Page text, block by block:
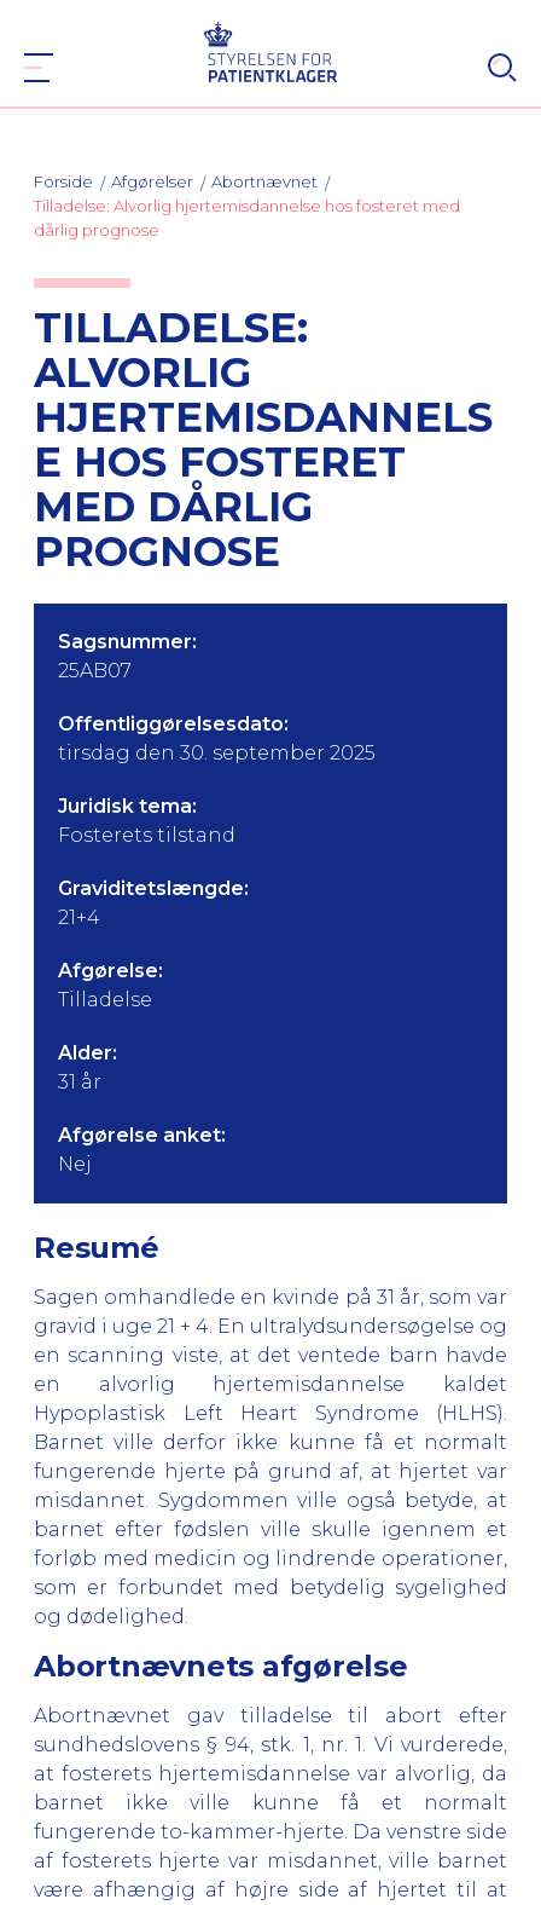
Forside Afgørelser
Abortnævnet
Tilladelse: Alvorlig hjertemisdannelse hos fosteret med
dårlig prognose
TILLADELSE:
ALVORLIG
HJERTEMISDANNELS
E HOS FOSTERET
MED DÅRLIG
PROGNOSE
Sagsnummer:
25AB07
Offentliggørelsesdato:
tirsdag den 30. september 2025
Juridisk tema:
Fosterets tilstand
Graviditetslængde:
21+4
Afgørelse:
Tilladelse
Alder:
31 år
Afgørelse anket:
Nej
Resumé
Sagen omhandlede en kvinde på 31 år, som var
gravid i uge 21 + 4. En ultralydsundersøgelse og
en scanning viste, at det ventede barn havde
en alvorlig hjertemisdannelse kaldet
Hypoplastisk Left Heart Syndrome (HLHS).
Barnet ville derfor ikke kunne få et normalt
fungerende hjerte på grund af, at hjertet var
misdannet. Sygdommen ville også betyde, at
barnet efter fødslen ville skulle igennem et
forløb med medicin og lindrende operationer,
som er forbundet med betydelig sygelighed
og dødelighed.
Abortnævnets afgørelse
Abortnævnet gav tilladelse til abort efter
sundhedslovens § 94, stk. 1, nr. 1. Vi vurderede,
at fosterets hjertemisdannelse var alvorlig, da
barnet ikke ville kunne få et normalt
fungerende to-kammer-hjerte. Da venstre side
af fosterets hjerte var misdannet, ville barnet
være afhængig af højre side af hjertet til at